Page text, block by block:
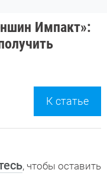
Импакт»:
К статье
, чтобы оставить